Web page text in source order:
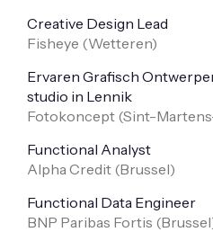
Creative Design Lead
Fisheye (Wetteren)
Ervaren Grafisch
studio in Lennik
Fotokoncept (Sint-
Functional Analyst
Alpha Credit (Brussel)
Functional Data Engineer
BNP Paribas Fortis (Brussel